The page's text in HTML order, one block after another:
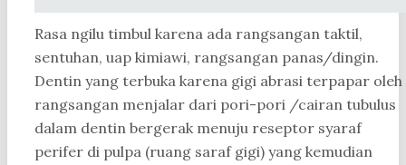
Rasa ngilu timbul karena ada rangsangan taktil,
sentuhan, uap kimiawi, rangsangan panas/dingin.
Dentin yang terbuka karena gigi abrasi terpapar oleh
rangsangan menjalar dari pori-pori /cairan tubulus
dalam dentin bergerak menuju reseptor syaraf
perifer di pulpa (ruang saraf gigi) yang kemudian